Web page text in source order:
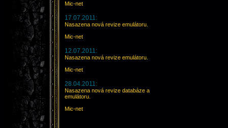
Mic-net
17.07.2011:
Nasazena nová revize emulátoru.
Mic-net
12.07.2011:
Nasazena nová revize emulátoru.
Mic-net
28.04.2011:
Nasazena nová revize databáze a
emulátoru.
Mic-net